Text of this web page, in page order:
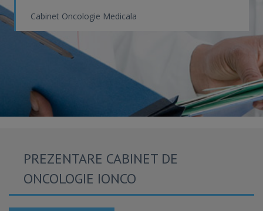
Cabinet Oncologie Medicala
PREZENTARE CABINET DE
ONCOLOGIE IONCO